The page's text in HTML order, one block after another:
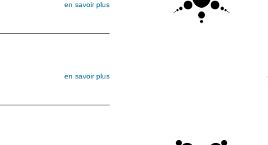
en savoir plus
en savoir plus